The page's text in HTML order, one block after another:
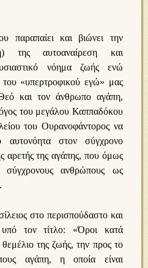
παραπαίει και βιώνει την
της αυτοαναίρεση και
νόημα ζωής ενώ
«υπερτροφικού εγώ» μας
και τον άνθρωπο αγάπη,
του μεγάλου Καππαδόκου
του Ουρανοφάντορος να
αυτονόητα στον σύγχρονο
αρετής της αγάπης, που όμως
σύγχρονους ανθρώπους ως
στο περισπούδαστο και
τον τίτλο: «Όροι κατά
της ζωής, την προς το
αγάπη, η οποία είναι